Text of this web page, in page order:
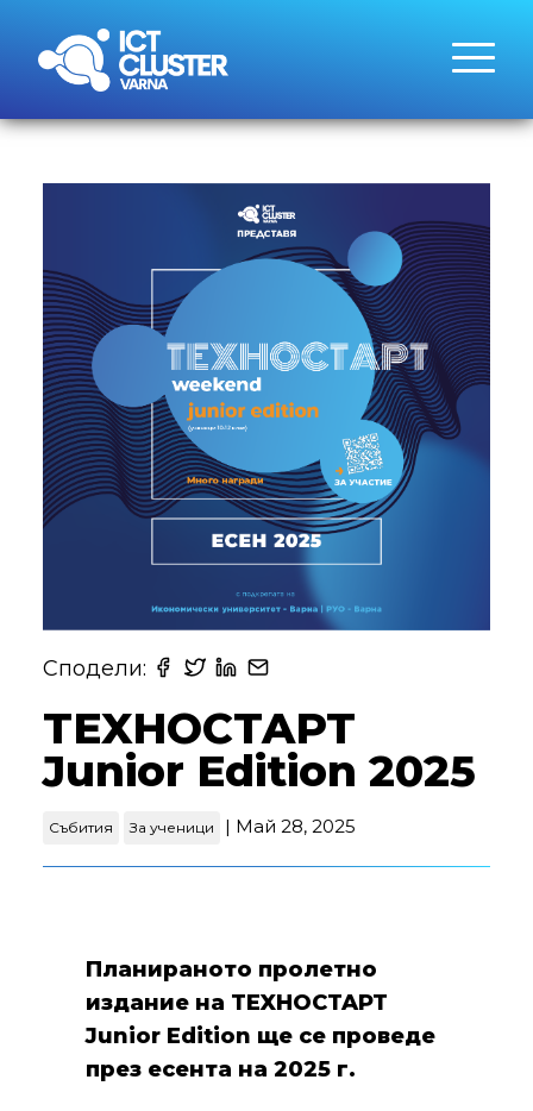
Сподели:
TEXHOCTAPT
Junior Edition 2025
Събития За ученици | Май 28, 2025
Планираното пролетно
издание на TEXHOCTAPT
Junior Edition ще се проведе
през есента на 2025 г.